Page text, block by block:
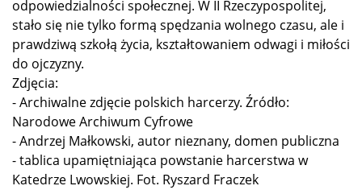
odpowiedzialności społecznej. W II Rzeczypospolitej,
stało się nie tylko formą spędzania wolnego czasu, ale i
prawdziwą szkołą życia, kształtowaniem odwagi i miłości
do ojczyzny.
Zdjęcia:
- Archiwalne zdjęcie polskich harcerzy. Źródło:
Narodowe Archiwum Cyfrowe
- Andrzej Małkowski, autor nieznany, domen publiczna
- tablica upamiętniająca powstanie harcerstwa w
Katedrze Lwowskiej. Fot. Ryszard Fraczek